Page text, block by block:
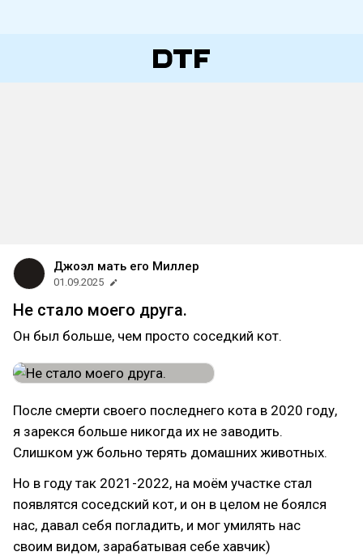
Джоэл мать его Миллер
01.09.2025
Не стало моего друга.
Он был больше, чем просто соседкий кот.
После смерти своего последнего кота в 2020 году,
я зарекся больше никогда их не заводить.
Слишком уж больно терять домашних животных.
Но в году так 2021-2022, на моём участке стал
появлятся соседский кот, и он в целом не боялся
нас, давал себя погладить, и мог умилять нас
своим видом, зарабатывая себе хавчик)